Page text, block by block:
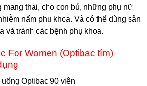
mang thai, cho con bú, những phụ nữ
nấm phụ khoa. Và có thể dùng sản
và tránh các bệnh phụ khoa.
For Women (Optibac tím)
Optibac 90 viên